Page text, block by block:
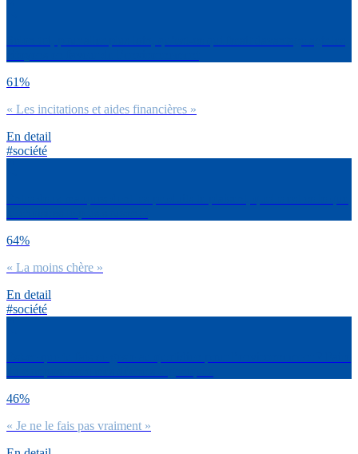
61%
« Les incitations et aides financières »
En detail
#société
64%
« La moins chère »
En detail
#société
46%
« Je ne le fais pas vraiment »